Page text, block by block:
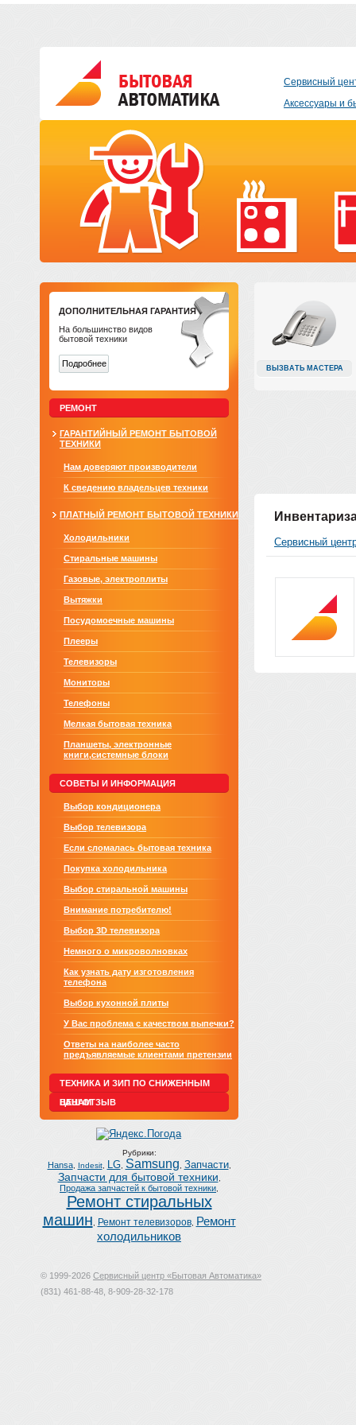
Сервисный
Аксессуары и
ДОПОЛНИТЕЛЬНАЯ ГАРАНТИЯ
На большинство видов
бытовой техники
Подробнее
РЕМОНТ
ГАРАНТИЙНЫЙ РЕМОНТ БЫТОВОЙ
ТЕХНИКИ
Нам доверяют производители
К сведению владельцев техники
ПЛАТНЫЙ РЕМОНТ БЫТОВОЙ ТЕХНИКИ
Холодильники
Стиральные машины
Газовые, электроплиты
Вытяжки
Посудомоечные машины
Плееры
Телевизоры
Мониторы
Телефоны
Мелкая бытовая техника
Планшеты, электронные
книги,системные блоки
СОВЕТЫ И ИНФОРМАЦИЯ
Выбор кондиционера
Выбор телевизора
Если сломалась бытовая техника
Покупка холодильника
Выбор стиральной машины
Внимание потребителю!
Выбор 3D телевизора
Немного о микроволновках
Как узнать дату изготовления
телефона
Выбор кухонной плиты
У Вас проблема с качеством выпечки?
Ответы на наиболее часто
предъявляемые клиентами претензии
ТЕХНИКА И ЗИП ПО СНИЖЕННЫМ
ЦЕНАМ
ВАШ ОТЗЫВ
Рубрики:
Hansa, Indesit, LG, Samsung Запчасти,
Запчасти для бытовой техники
Продажа запчастей к бытовой техники
Ремонт стиральных
машин
Ремонт телевизоров,
Ремонт
холодильников
ВЫЗВАТЬ МАСТЕРА
Сервисный
© 1999-2026 Сервисный центр «Бытовая Автоматика»
(831) 461-88-48, 8-909-28-32-178